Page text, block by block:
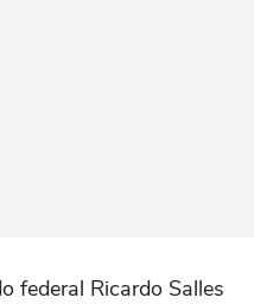
federal Ricardo Salles